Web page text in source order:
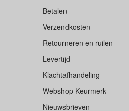
Betalen
Verzendkosten
Retourneren en ruilen
Levertijd
Klachtafhandeling
Webshop Keurmerk
Nieuwsbrieven